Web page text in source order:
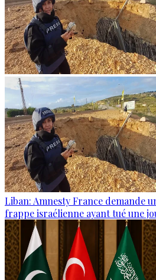
Liban: Amnesty France demande
frappe israélienne ayant tué une